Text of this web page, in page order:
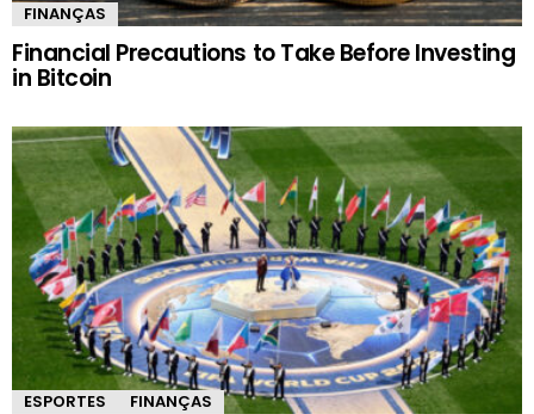
FINANÇAS
Financial Precautions to Take Before Investing
in Bitcoin
ESPORTES FINANÇAS